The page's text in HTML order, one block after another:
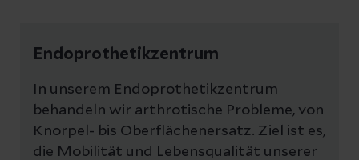
Endoprothetikzentrum
In unserem Endoprothetikzentrum
behandeln wir arthrotische Probleme, von
Knorpel- bis Oberflächenersatz. Ziel ist es,
die Mobilität und Lebensqualität unserer